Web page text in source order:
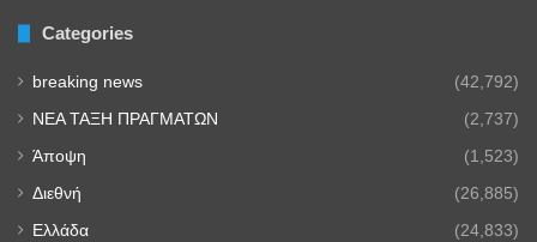
Categories
breaking news (42,792)
NEA TAΞΗ ΠΡΑΓΜΑΤΩΝ (2,737)
Άποψη (1,523)
Διεθνή (26,885)
Ελλάδα (24,833)